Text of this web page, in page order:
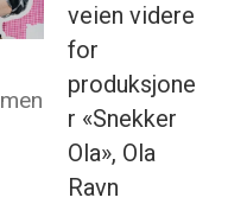
veien videre
for
produksjone
r «Snekker
Ola», Ola
Ravn